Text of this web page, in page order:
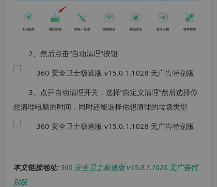
2、然后点击“自动清理”按钮
3、点开自动清理开关，选择“自定义清理”然后选择你
想清理电脑的时间，同时还能选择你想清理的垃圾类型
本文链接地址: 360 安全卫士极速版 v15.0.1.1028 无广告特
别版